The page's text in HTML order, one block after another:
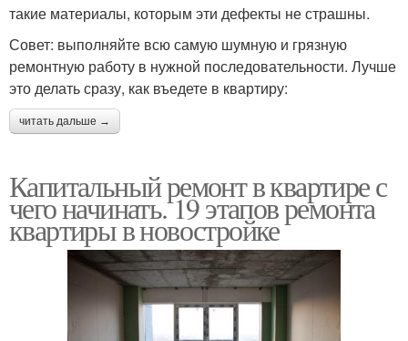
такие материалы, которым эти дефекты не страшны.
Совет: выполняйте всю самую шумную и грязную
ремонтную работу в нужной последовательности. Лучше
это делать сразу, как въедете в квартиру:
читать дальше →
Капитальный ремонт в квартире с
чего начинать. 19 этапов ремонта
квартиры в новостройке